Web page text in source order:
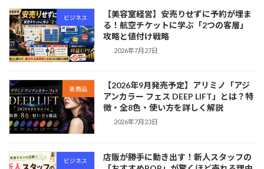
ビジネス
【美容室経営】安売りせずに予約が埋ま
る！航空チケットに学ぶ「2つの客層」
攻略と値付け戦略
2026年7月27日
新商品
【2026年9月発売予定】アリミノ「アジ
アンカラー フェス DEEP LIFT」とは？特
徴・全8色・使い方を詳しく解説
2026年7月23日
ビジネス
店販が勝手に動き出す！新人スタッフの